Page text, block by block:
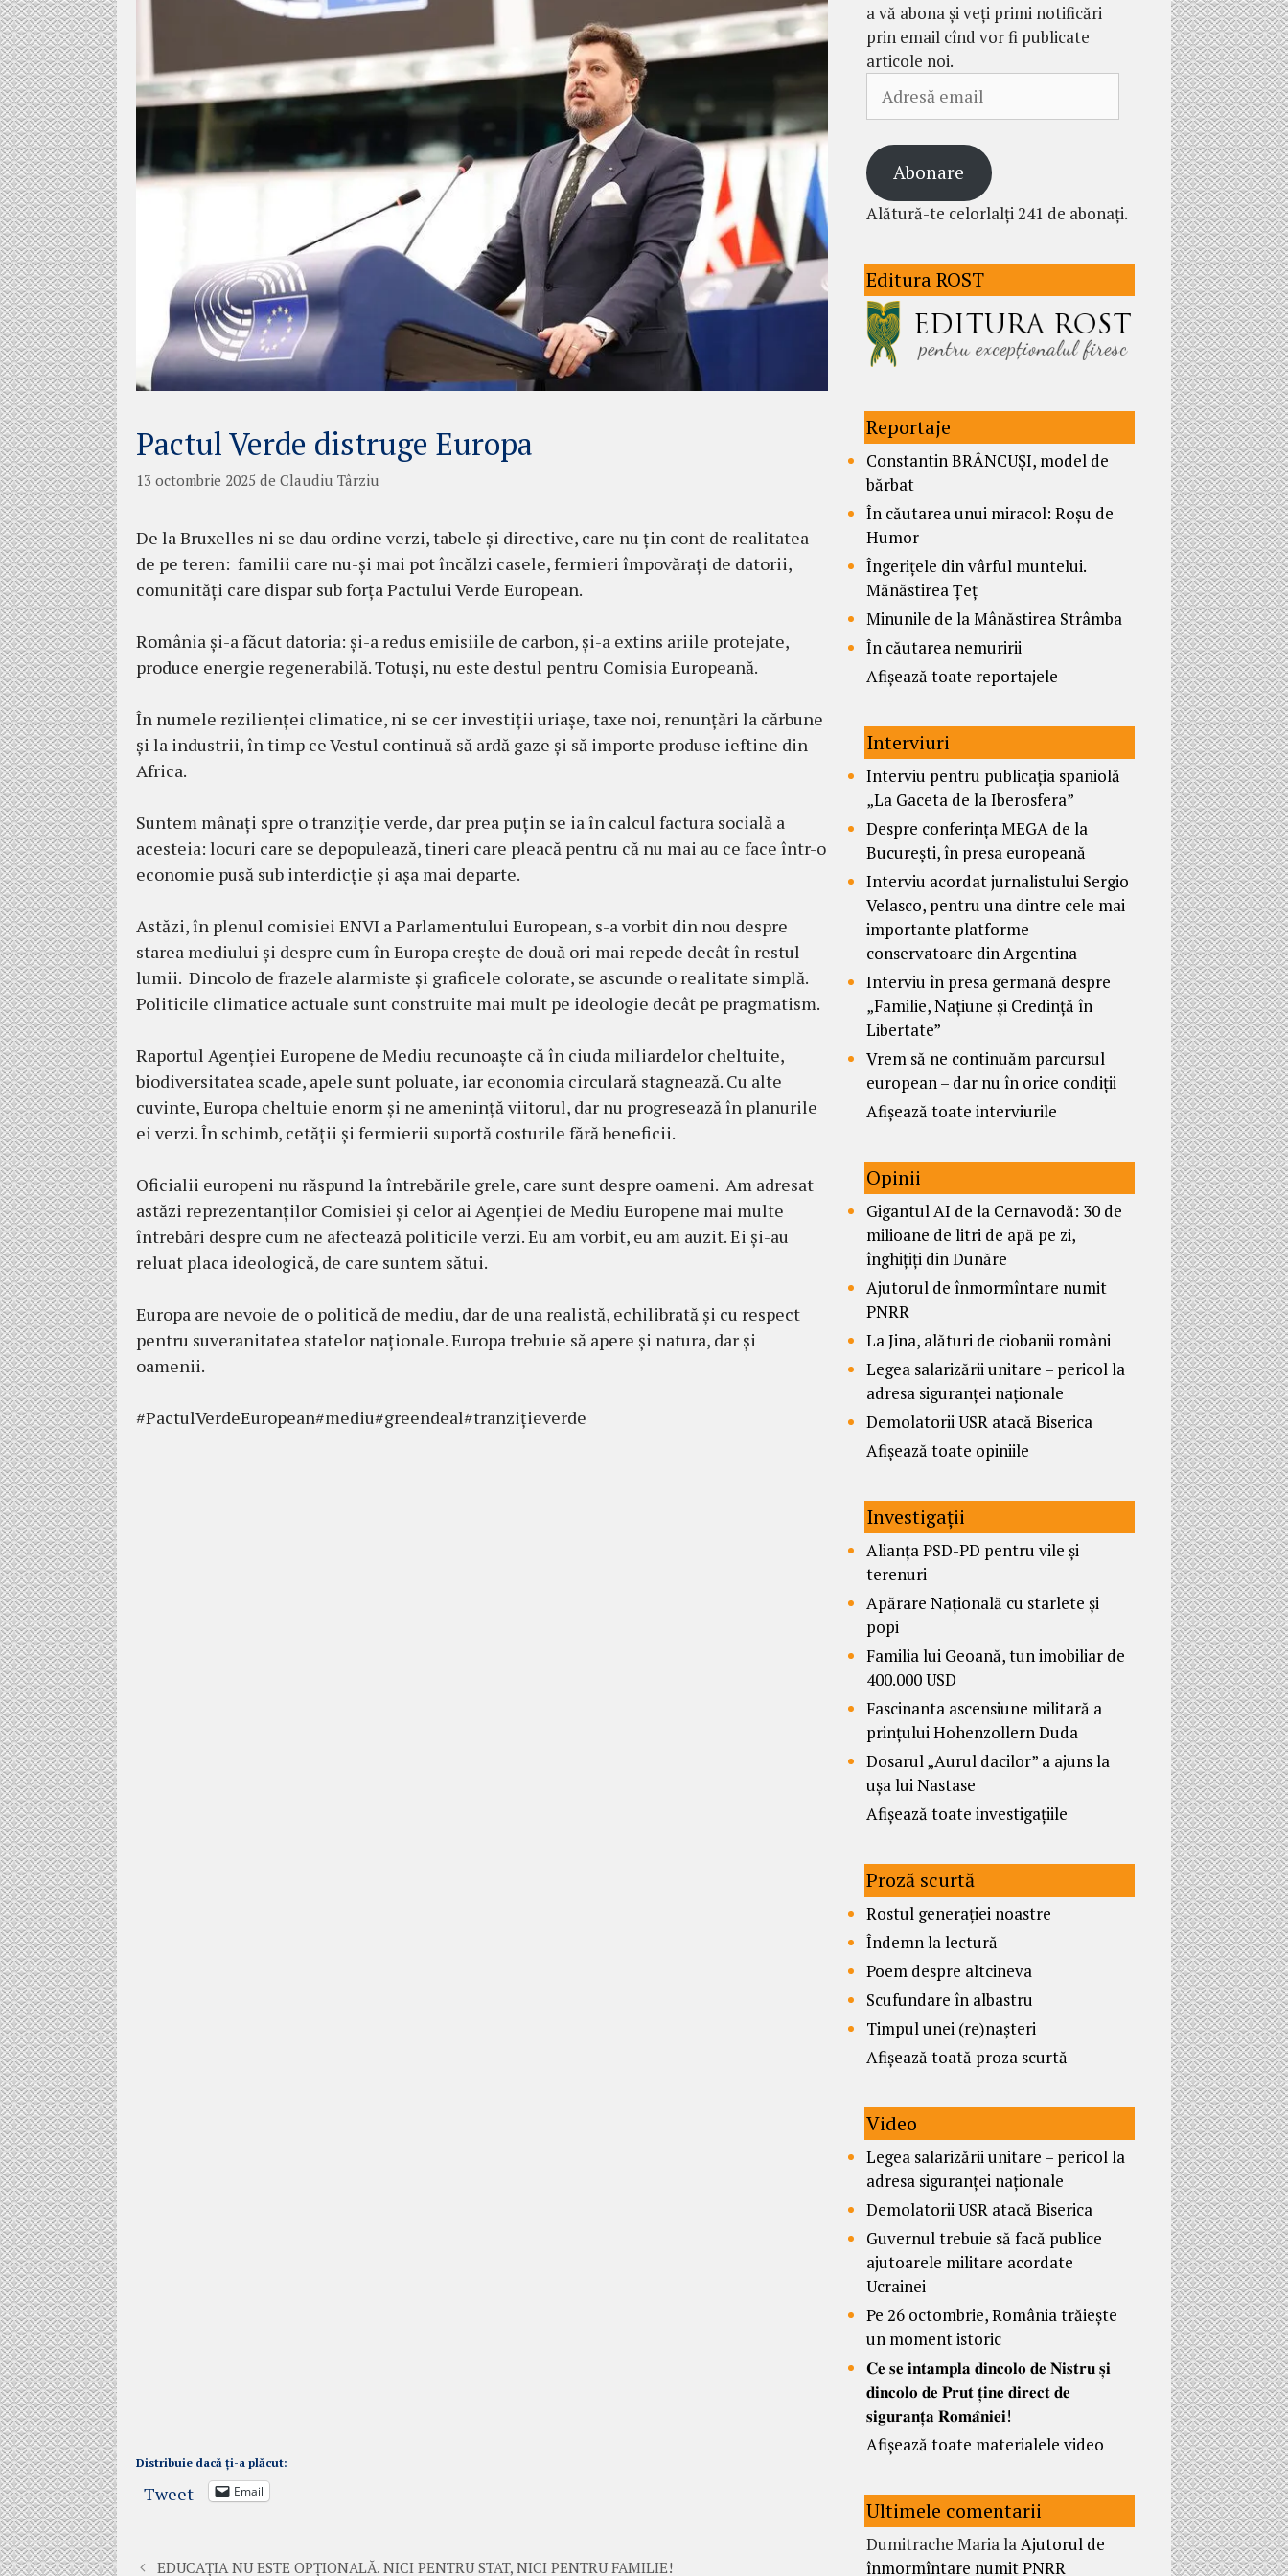
Pactul Verde distruge Europa
13 octombrie 2025 de Claudiu Târziu
De la Bruxelles ni se dau ordine verzi, tabele și directive, care nu țin cont de realitatea
de pe teren: familii care nu-și mai pot încălzi casele, fermieri împovărați de datorii,
comunități care dispar sub forța Pactului Verde European.
România și-a făcut datoria: și-a redus emisiile de carbon, și-a extins ariile protejate,
produce energie regenerabilă. Totuși, nu este destul pentru Comisia Europeană.
În numele rezilienței climatice, ni se cer investiții uriașe, taxe noi, renunțări la cărbune
și la industrii, în timp ce Vestul continuă să ardă gaze și să importe produse ieftine din
Africa.
Suntem mânați spre o tranziție verde, dar prea puțin se ia în calcul factura socială a
acesteia: locuri care se depopulează, tineri care pleacă pentru că nu mai au ce face într-o
economie pusă sub interdicție și așa mai departe.
Astăzi, în plenul comisiei ENVI a Parlamentului European, s-a vorbit din nou despre
starea mediului și despre cum în Europa crește de două ori mai repede decât în restul
lumii. Dincolo de frazele alarmiste și graficele colorate, se ascunde o realitate simplă.
Politicile climatice actuale sunt construite mai mult pe ideologie decât pe pragmatism.
Raportul Agenției Europene de Mediu recunoaște că în ciuda miliardelor cheltuite,
biodiversitatea scade, apele sunt poluate, iar economia circulară stagnează. Cu alte
cuvinte, Europa cheltuie enorm și ne amenință viitorul, dar nu progresează în planurile
ei verzi. În schimb, cetății și fermierii suportă costurile fără beneficii.
Oficialii europeni nu răspund la întrebările grele, care sunt despre oameni. Am adresat
astăzi reprezentanților Comisiei și celor ai Agenției de Mediu Europene mai multe
întrebări despre cum ne afectează politicile verzi. Eu am vorbit, eu am auzit. Ei și-au
reluat placa ideologică, de care suntem sătui.
Europa are nevoie de o politică de mediu, dar de una realistă, echilibrată și cu respect
pentru suveranitatea statelor naționale. Europa trebuie să apere și natura, dar și
oamenii.
#PactulVerdeEuropean#mediu#greendeal#tranzițieverde
Distribuie dacă ți-a plăcut:
Tweet Email
EDUCAȚIA NU ESTE OPȚIONALĂ. NICI PENTRU STAT, NICI PENTRU FAMILIE!
a vă abona și veți primi notificări
prin email cînd vor fi publicate
articole noi.
email
Abonare
Alătură-te celorlalți 241 de abonați.
Editura ROST
Reportaje
Constantin BRÂNCUȘI, model de
bărbat
În căutarea unui miracol: Roșu de
Humor
Îngerițele din vârful muntelui.
Mănăstirea Țeț
Minunile de la Mânăstirea Strâmba
În căutarea nemuririi
Afișează toate reportajele
Interviuri
Interviu pentru publicația spaniolă
„La Gaceta de la Iberosfera”
Despre conferința MEGA de la
București, în presa europeană
Interviu acordat jurnalistului Sergio
Velasco, pentru una dintre cele mai
importante platforme
conservatoare din Argentina
Interviu în presa germană despre
„Familie, Națiune și Credință în
Libertate”
Vrem să ne continuăm parcursul
european – dar nu în orice condiții
Afișează toate interviurile
Opinii
Gigantul AI de la Cernavodă: 30 de
milioane de litri de apă pe zi,
înghițiți din Dunăre
Ajutorul de înmormîntare numit
PNRR
La Jina, alături de ciobanii români
Legea salarizării unitare – pericol la
adresa siguranței naționale
Demolatorii USR atacă Biserica
Afișează toate opiniile
Investigații
Alianța PSD-PD pentru vile și
terenuri
Apărare Națională cu starlete și
popi
Familia lui Geoană, tun imobiliar de
400.000 USD
Fascinanta ascensiune militară a
prințului Hohenzollern Duda
Dosarul „Aurul dacilor” a ajuns la
ușa lui Nastase
Afișează toate investigațiile
Proză scurtă
Rostul generației noastre
Îndemn la lectură
Poem despre altcineva
Scufundare în albastru
Timpul unei (re)nașteri
Afișează toată proza scurtă
Video
Legea salarizării unitare – pericol la
adresa siguranței naționale
Demolatorii USR atacă Biserica
Guvernul trebuie să facă publice
ajutoarele militare acordate
Ucrainei
Pe 26 octombrie, România trăiește
un moment istoric
𝐂𝐞 𝐬𝐞 𝐢𝐧𝐭𝐚𝐦𝐩𝐥𝐚 𝐝𝐢𝐧𝐜𝐨𝐥𝐨 𝐝𝐞 𝐍𝐢𝐬𝐭𝐫𝐮 𝐬̦𝐢
𝐝𝐢𝐧𝐜𝐨𝐥𝐨 𝐝𝐞 𝐏𝐫𝐮𝐭 𝐭̦𝐢𝐧𝐞 𝐝𝐢𝐫𝐞𝐜𝐭 𝐝𝐞
𝐬𝐢𝐠𝐮𝐫𝐚𝐧𝐭̦𝐚 𝐑𝐨𝐦𝐚̂𝐧𝐢𝐞𝐢!
Afișează toate materialele video
Ultimele comentarii
Dumitrache MarialaAjutorul de
înmormîntare numit PNRR